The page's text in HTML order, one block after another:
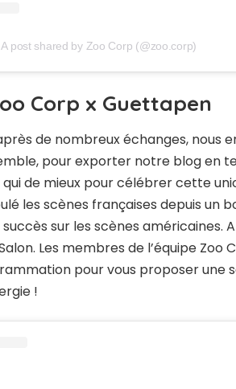
A post shared by Zoo Corp (@zoo.corp)
Corp x Guettapen
de nombreux échanges, nous
pour exporter notre blog en
qui de mieux pour célébrer cette
les scènes françaises depuis un
sur les scènes américaines.
Les membres de l’équipe Zoo
pour vous proposer une
!